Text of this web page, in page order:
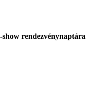
show rendezvénynaptára